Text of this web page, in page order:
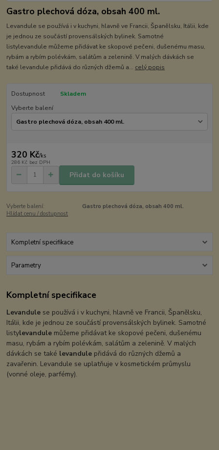
Gastro plechová dóza, obsah 400 ml.
Levandule se používá i v kuchyni, hlavně ve Francii, Španělsku, Itálii, kde
je jednou ze součástí provensálských bylinek. Samotné
listylevandule můžeme přidávat ke skopové pečeni, dušenému masu,
rybám a rybím polévkám, salátům a zelenině. V malých dávkách se
také levandule přidává do různých džemů a... celý popis
Dostupnost
Skladem
Vyberte balení
320 Kč/ks
286 Kč bez DPH
Přidat do košíku
Vyberte balení:
Gastro plechová dóza, obsah 400 ml.
Hlídat cenu / dostupnost
Kompletní specifikace
Parametry
Kompletní specifikace
Levandule se používá i v kuchyni, hlavně ve Francii, Španělsku,
Itálii, kde je jednou ze součástí provensálských bylinek. Samotné
listylevandule můžeme přidávat ke skopové pečeni, dušenému
masu, rybám a rybím polévkám, salátům a zelenině. V malých
dávkách se také levandule přidává do různých džemů a
zavařenin. Levandule se uplatňuje v kosmetickém průmyslu
(vonné oleje, parfémy).